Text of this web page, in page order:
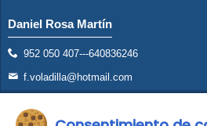
Daniel Rosa Martín
952 050 407---640836246
f.voladilla@hotmail.com